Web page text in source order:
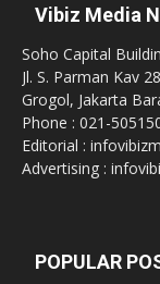
Vibiz Media
Soho Capital
Jl. S. Parman Kav 28
Grogol, Jakarta
Phone : 021-
Editorial :
Advertising :
POPULAR